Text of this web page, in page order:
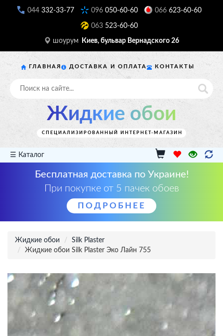
044 332-33-77 096 050-60-60 066 623-60-60
063 523-60-60
шоурум Киев, бульвар Вернадского 26
ГЛАВНАЯ ДОСТАВКА И ОПЛАТА КОНТАКТЫ
Жидкие обои
СПЕЦИАЛИЗИРОВАННЫЙ ИНТЕРНЕТ-МАГАЗИН
☰ Каталог
Бесплатная доставка по Украине!
При покупке от 5 пачек обоев
ПОДРОБНЕЕ
Жидкие обои
Silk Plaster
Жидкие обои Silk Plaster Эко Лайн 755